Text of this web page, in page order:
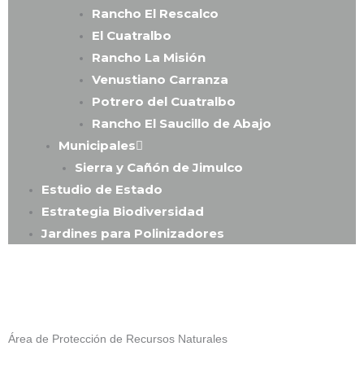
Rancho El Rescalco
El Cuatralbo
Rancho La Misión
Venustiano Carranza
Potrero del Cuatralbo
Rancho El Saucillo de Abajo
Municipales
Sierra y Cañón de Jimulco
Estudio de Estado
Estrategia Biodiversidad
Jardines para Polinizadores
Área de Protección de Recursos Naturales